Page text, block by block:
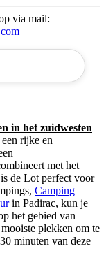
via mail:
in het zuidwesten
rijke en
met het
de Lot perfect voor
Camping
in Padirac, kun je
het gebied van
plekken om te
minuten van deze